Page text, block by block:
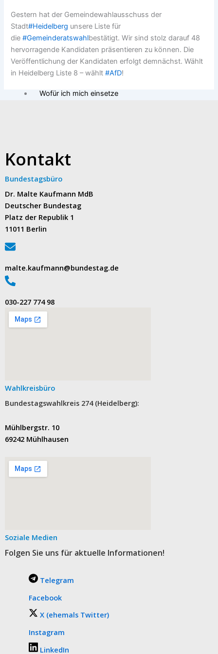
Parlamentarische Versammlung
Meine Themen
Verbandsversammlung Rhein-Neckar-
Kreis
Kreistag
Baden-Württemberg
Wofür ich mich einsetze
Gestern hat der Gemeindewahlausschuss der
Stadt#Heidelberg unsere Liste für
die#Gemeinderatswahlbestätigt. Wir sind stolz darauf 48
hervorragende Kandidaten präsentieren zu können. Die
Veröffentlichung der Kandidaten erfolgt demnächst. Wählt
in Heidelberg Liste 8 – wählt#AfD!
Kontakt
Bundestagsbüro
Dr. Malte Kaufmann MdB
Deutscher Bundestag
Platz der Republik 1
11011 Berlin
malte.kaufmann@bundestag.de
‭030-227 774 98‬
Wahlkreisbüro
Bundestagswahlkreis 274 (Heidelberg):
Mühlbergstr. 10
69242 Mühlhausen
Soziale Medien
Folgen Sie uns für aktuelle Informationen!
Telegram
Facebook
X (ehemals Twitter)
Instagram
LinkedIn